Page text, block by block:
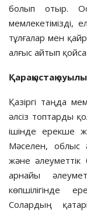
болып отыр.
мемлекетімізді,
тұлғалар мен
алғыс айтып
Қарақыстақ
Қазіргі таңда
әлсіз топтарды
ішінде ерекше
Мәселен, облыс
және әлеуметтік
арнайы
көпшілігінде
Солардың